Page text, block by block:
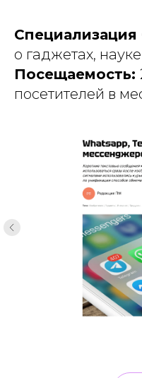
о гаджетах,
Посещаемость:
посетителей в